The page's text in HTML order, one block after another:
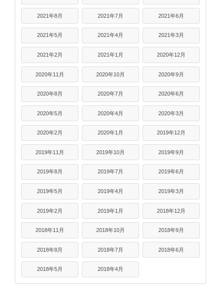
2021年8月 2021年7月 2021年6月
2021年5月 2021年4月 2021年3月
2021年2月 2021年1月 2020年12月
2020年11月 2020年10月 2020年9月
2020年8月 2020年7月 2020年6月
2020年5月 2020年4月 2020年3月
2020年2月 2020年1月 2019年12月
2019年11月 2019年10月 2019年9月
2019年8月 2019年7月 2019年6月
2019年5月 2019年4月 2019年3月
2019年2月 2019年1月 2018年12月
2018年11月 2018年10月 2018年9月
2018年8月 2018年7月 2018年6月
2018年5月 2018年4月